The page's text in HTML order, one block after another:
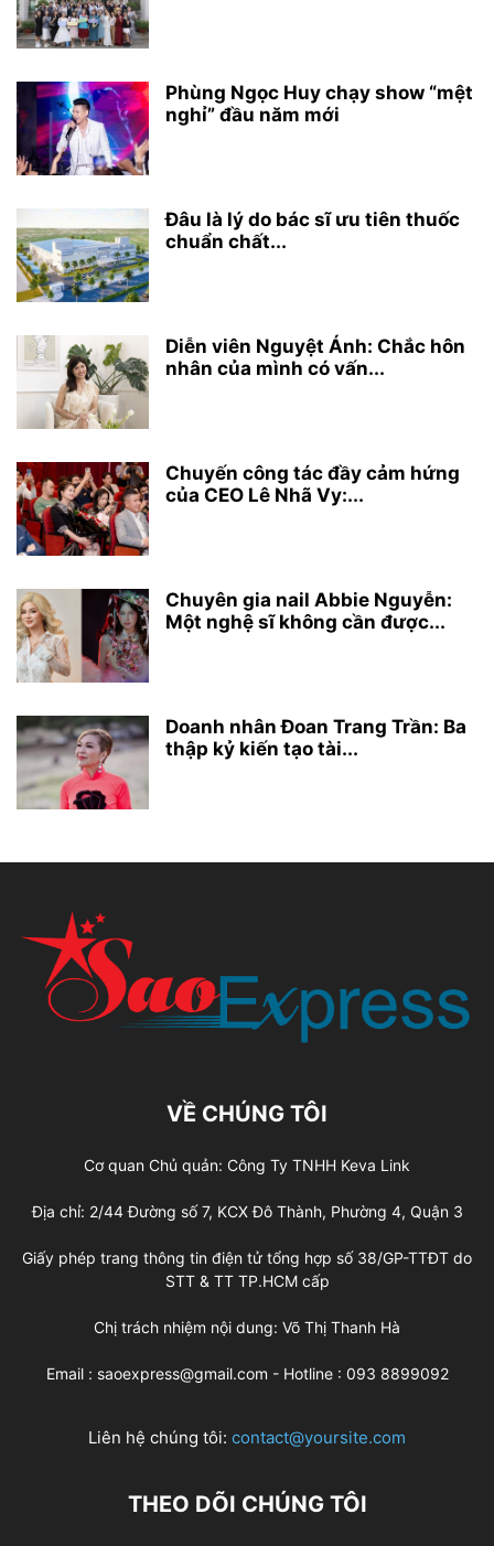
Phùng Ngọc Huy chạy show “mệt
nghỉ” đầu năm mới
Đâu là lý do bác sĩ ưu tiên thuốc
chuẩn chất...
Diễn viên Nguyệt Ánh: Chắc hôn
nhân của mình có vấn...
Chuyến công tác đầy cảm hứng
của CEO Lê Nhã Vy:...
Chuyên gia nail Abbie Nguyễn:
Một nghệ sĩ không cần được...
Doanh nhân Đoan Trang Trần: Ba
thập kỷ kiến tạo tài...
VỀ CHÚNG TÔI
Cơ quan Chủ quản: Công Ty TNHH Keva Link
Địa chỉ: 2/44 Đường số 7, KCX Đô Thành, Phường 4, Quận 3
Giấy phép trang thông tin điện tử tổng hợp số 38/GP-TTĐT do
STT & TT TP.HCM cấp
Chị trách nhiệm nội dung: Võ Thị Thanh Hà
Email : saoexpress@gmail.com - Hotline : 093 8899092
Liên hệ chúng tôi: contact@yoursite.com
THEO DÕI CHÚNG TÔI